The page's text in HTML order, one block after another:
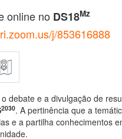
online no DS18Mz
j/853616888
debate e a divulgação de
2030. A pertinência que a
e a partilha conhecimentos